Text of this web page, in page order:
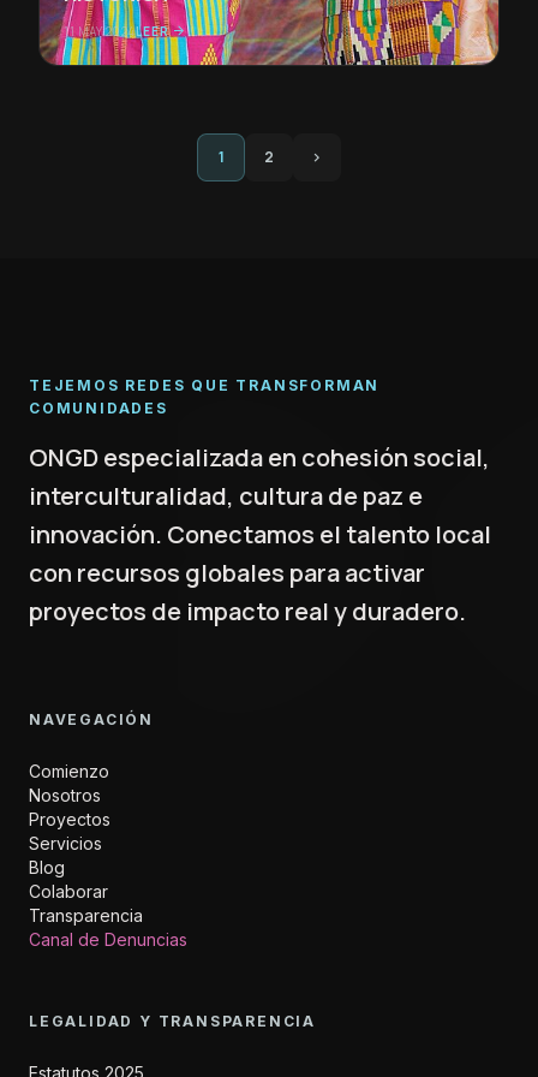
11 MAY 2024LEERarrow_forward
1 2 chevron_right
TEJEMOS REDES QUE TRANSFORMAN
COMUNIDADES
ONGD especializada en cohesión social,
interculturalidad, cultura de paz e
innovación. Conectamos el talento local
con recursos globales para activar
proyectos de impacto real y duradero.
NAVEGACIÓN
Comienzo
Nosotros
Proyectos
Servicios
Blog
Colaborar
Transparencia
Canal de Denuncias
LEGALIDAD Y TRANSPARENCIA
Estatutos 2025